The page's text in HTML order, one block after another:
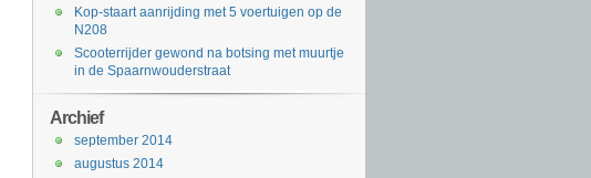
Kop-staart aanrijding met 5 voertuigen op de
N208
Scooterrijder gewond na botsing met muurtje
in de Spaarnwouderstraat
Archief
september 2014
augustus 2014